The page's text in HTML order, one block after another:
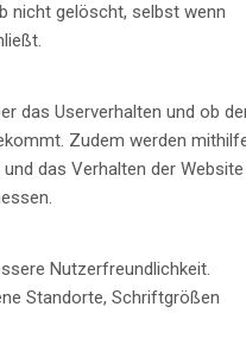
nicht gelöscht, selbst wenn
das Userverhalten und ob
Zudem werden
das Verhalten der Website
Nutzerfreundlichkeit.
Standorte, Schriftgrößen